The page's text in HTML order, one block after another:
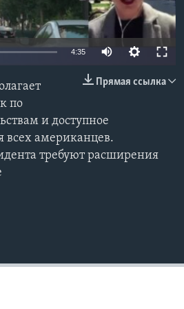
4:35
Прямая ссылка
по
и доступное
всех американцев.
требуют расширения